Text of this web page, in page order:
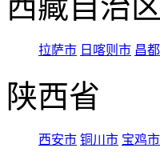
拉萨市 日喀则市 昌
陕西省
西安市 铜川市 宝鸡市